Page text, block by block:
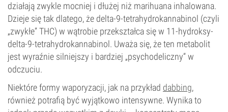
działają zwykle mocniej i dłużej niż marihuana inhalowana.
Dzieje się tak dlatego, że delta-9-tetrahydrokannabinol (czyli
„zwykłe” THC) w wątrobie przekształca się w 11-hydroksy-
delta-9-tetrahydrokannabinol. Uważa się, że ten metabolit
jest wyraźnie silniejszy i bardziej „psychodeliczny” w
odczuciu.
Niektóre formy waporyzacji, jak na przykład dabbing,
również potrafią być wyjątkowo intensywne. Wynika to